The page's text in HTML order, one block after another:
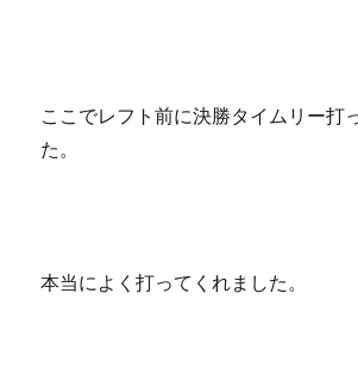
ここでレフト前に決勝タイムリー打
た。
本当によく打ってくれました。